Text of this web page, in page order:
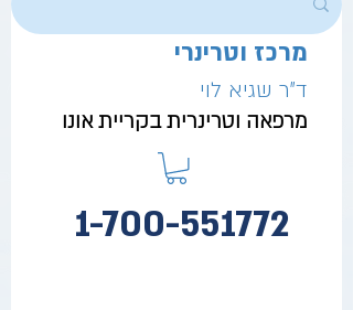
מרכז וטרינרי
ד"ר שגיא לוי
מרפאה וטרינרית בקריית אונו
1-700-551772